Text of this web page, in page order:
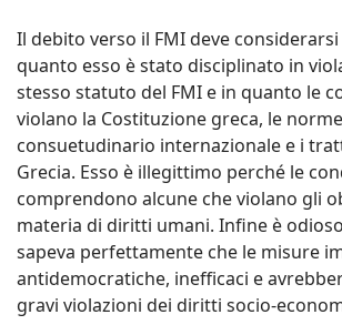
Il debito verso il FMI deve
quanto esso è stato disciplinato in
stesso statuto del FMI e in quanto le
violano la Costituzione greca, le
consuetudinario internazionale e i
Grecia. Esso è illegittimo perché le
comprendono alcune che violano gli
materia di diritti umani. Infine è
sapeva perfettamente che le misure
antidemocratiche, inefficaci e
gravi violazioni dei diritti socio-